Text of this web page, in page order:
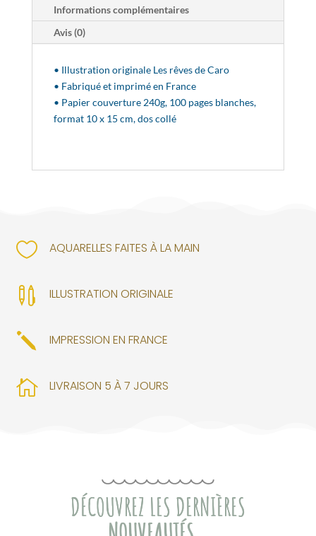
Informations complémentaires
Avis (0)
• Illustration originale Les rêves de Caro
• Fabriqué et imprimé en France
• Papier couverture 240g, 100 pages blanches,
format 10 x 15 cm, dos collé
 AQUARELLES FAITES À LA MAIN
 ILLUSTRATION ORIGINALE
j IMPRESSION EN FRANCE
 LIVRAISON 5 À 7 JOURS
DÉCOUVREZ LES DERNIÈRES